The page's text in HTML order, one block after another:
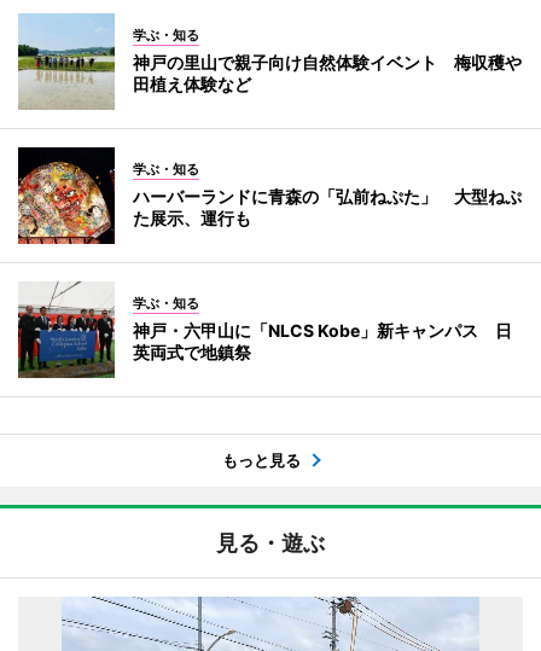
学ぶ・知る
神戸の里山で親子向け自然体験イベント 梅収穫や
田植え体験など
学ぶ・知る
ハーバーランドに青森の「弘前ねぷた」 大型ねぷ
た展示、運行も
学ぶ・知る
神戸・六甲山に「NLCS Kobe」新キャンパス 日
英両式で地鎮祭
もっと見る
見る・遊ぶ